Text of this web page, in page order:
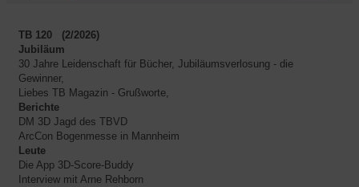
TB 120 (2/2026)
Jubiläum
30 Jahre Leidenschaft für Bücher, Jubiläumsverlosung - die
Gewinner,
Liebes TB Magazin - Grußworte,
Berichte
DM 3D Jagd des TBVD
ArcCon Bogenmesse in Mannheim
Leute
Die App 3D-Score-Buddy
Interview mit Arne Rehborn